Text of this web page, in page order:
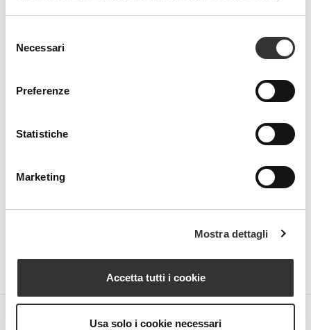
delNecessari
Preferenze
Statistiche
Marketing
Mostra dettagli
Accetta tutti i cookie
Usa solo i cookie necessari
Beauty Spa is a brand
43058 Sorbolo Mezzani
P.IVA 03101820342